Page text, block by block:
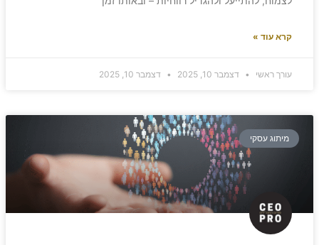
קרא עוד »
עורך ראשי דצמבר 10, 2025 דצמבר 10, 2025
מיתוג עסקי